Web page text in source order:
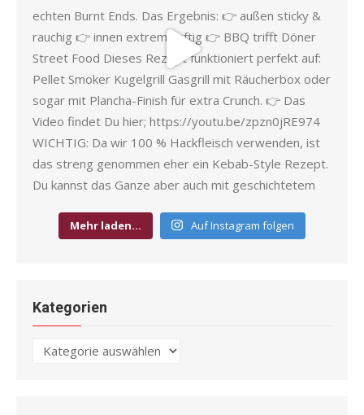
Mehr laden… Auf Instagram folgen
Kategorien
Kategorien